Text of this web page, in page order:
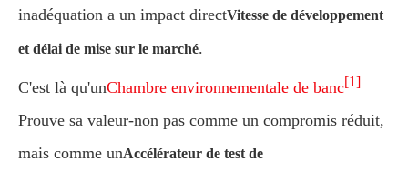
inadéquation a un impact directVitesse de développement
et délai de mise sur le marché.
C'est là qu'unChambre environnementale de banc[1]
Prouve sa valeur-non pas comme un compromis réduit,
mais comme unAccélérateur de test de